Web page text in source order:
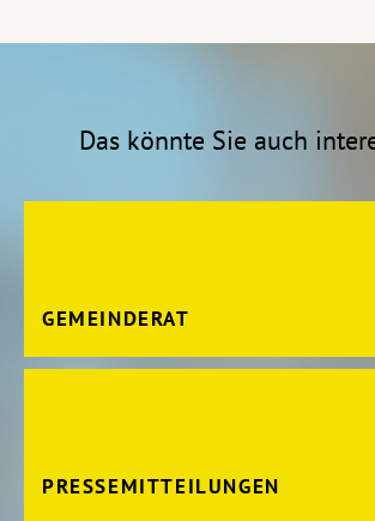
Das könnte Sie auch
GEMEINDERAT
PRESSEMITTEILUNGEN